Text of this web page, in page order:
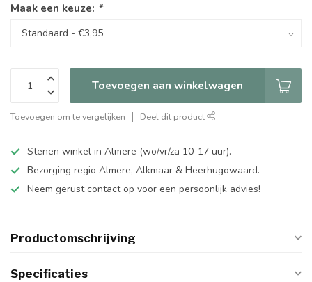
Maak een keuze: *
Toevoegen aan winkelwagen
Toevoegen om te vergelijken Deel dit product
Stenen winkel in Almere (wo/vr/za 10-17 uur).
Bezorging regio Almere, Alkmaar & Heerhugowaard.
Neem gerust contact op voor een persoonlijk advies!
Productomschrijving
Specificaties